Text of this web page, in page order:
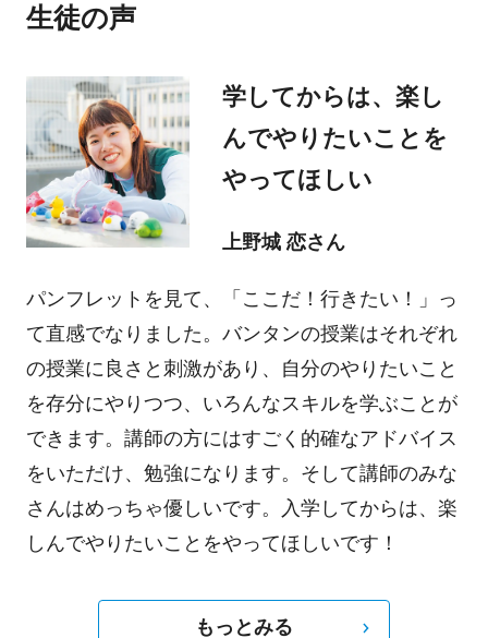
生徒の声
学してからは、楽し
んでやりたいことを
やってほしい
上野城 恋さん
パンフレットを見て、「ここだ！行きたい！」っ
て直感でなりました。バンタンの授業はそれぞれ
の授業に良さと刺激があり、自分のやりたいこと
を存分にやりつつ、いろんなスキルを学ぶことが
できます。講師の方にはすごく的確なアドバイス
をいただけ、勉強になります。そして講師のみな
さんはめっちゃ優しいです。入学してからは、楽
しんでやりたいことをやってほしいです！
もっとみる